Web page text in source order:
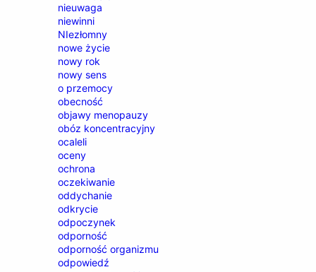
nieuwaga
niewinni
NIezłomny
nowe życie
nowy rok
nowy sens
o przemocy
obecność
objawy menopauzy
obóz koncentracyjny
ocaleli
oceny
ochrona
oczekiwanie
oddychanie
odkrycie
odpoczynek
odporność
odporność organizmu
odpowiedź